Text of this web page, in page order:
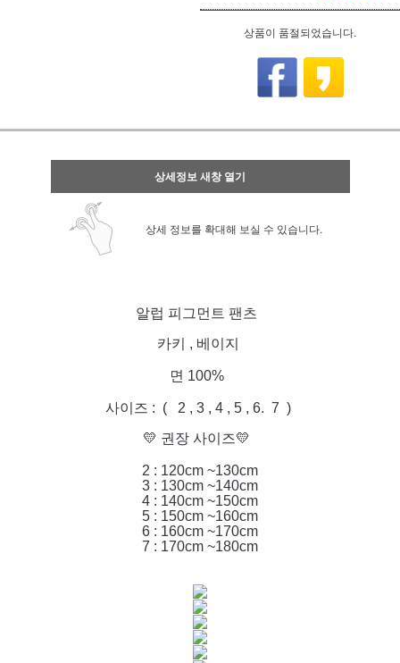
상품이 품절되었습니다.
상세정보 새창 열기
상세 정보를 확대해 보실 수 있습니다.
알럽 피그먼트 팬츠
카키 , 베이지
면 100%
사이즈 : ( 2 , 3 , 4 , 5 , 6. 7 )
💛 권장 사이즈💛
2 : 120cm ~130cm
3 : 130cm ~140cm
4 : 140cm ~150cm
5 : 150cm ~160cm
6 : 160cm ~170cm
7 : 170cm ~180cm